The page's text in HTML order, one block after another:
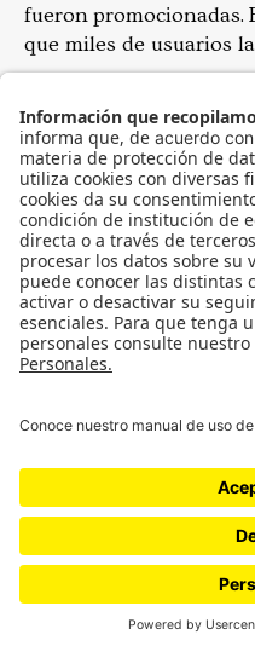
fueron promocionadas.
que miles de usuarios
páginas la posibilidad
que sus publicaciones
mayor. Se trata de una
utilizada por marcas,
gubernamentales,
¡Pacifista!incluido.
Sin embargo, luego de
Estados Unidos
dinero de empresas
contenidos políticos en
especial cuando se
fachada como en el
puesta en duda.
desmintió que las